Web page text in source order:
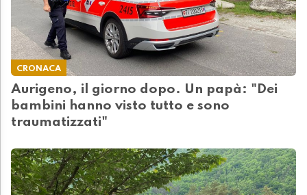
CRONACA
Aurigeno, il giorno dopo. Un papà: "Dei
bambini hanno visto tutto e sono
traumatizzati"